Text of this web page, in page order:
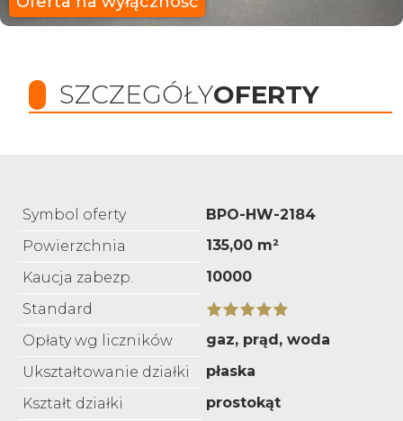
SZCZEGÓŁYOFERTY
Symbol oferty
BPO-HW-2184
Powierzchnia
135,00 m²
Kaucja zabezp.
10000
Standard
Opłaty wg liczników
gaz, prąd, woda
Ukształtowanie działki
płaska
Kształt działki
prostokąt